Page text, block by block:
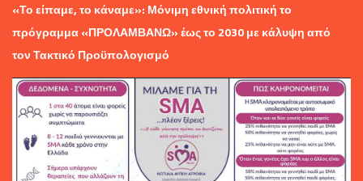
«Το είπαμε, το κάναμε»: Μόνιμη εθνική πολιτική το
πρόγραμμα «ΠΡΟΛΑΜΒΑΝΩ» έως το 2030 με κάλυψη από
τον Τακτικό Προϋπολογισμό